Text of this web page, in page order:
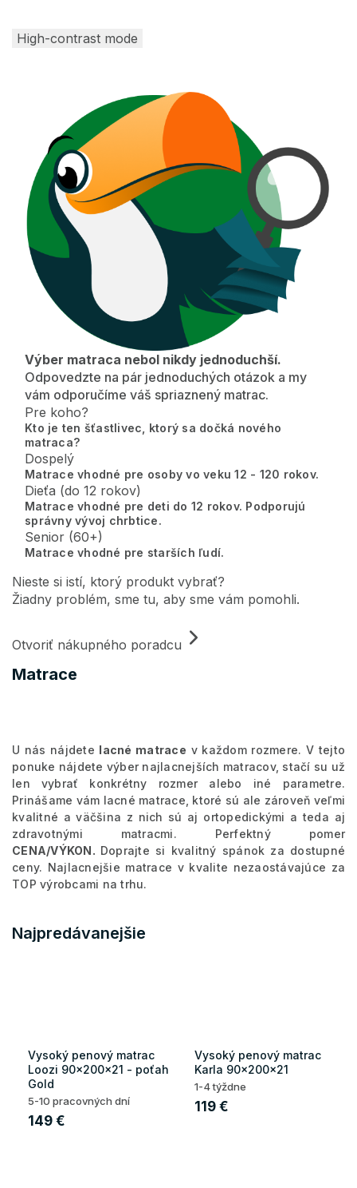
Matrace
High-contrast mode
Výber matraca nebol nikdy jednoduchší.
Odpovedzte na pár jednoduchých otázok a my
vám odporučíme váš spriaznený matrac.
Pre koho?
Kto je ten šťastlivec, ktorý sa dočká nového
matraca?
Dospelý
Matrace vhodné pre osoby vo veku 12 - 120 rokov.
Dieťa (do 12 rokov)
Matrace vhodné pre deti do 12 rokov. Podporujú
správny vývoj chrbtice.
Senior (60+)
Matrace vhodné pre starších ľudí.
Nieste si istí, ktorý produkt vybrať?
Žiadny problém, sme tu, aby sme vám pomohli.
Otvoriť nákupného poradcu
U nás nájdete lacné matrace v každom rozmere. V tejto
ponuke nájdete výber najlacnejších matracov, stačí su už
len vybrať konkrétny rozmer alebo iné parametre.
Prinášame vám lacné matrace, ktoré sú ale zároveň veľmi
kvalitné a väčšina z nich sú aj ortopedickými a teda aj
zdravotnými matracmi. Perfektný pomer
CENA/VÝKON. Doprajte si kvalitný spánok za dostupné
ceny. Najlacnejšie matrace v kvalite nezaostávajúce za
TOP výrobcami na trhu.
Najpredávanejšie
Vysoký penový matrac
Loozi 90x200x21 - poťah
Gold
5-10 pracovných dní
149 €
Vysoký penový matrac
Karla 90x200x21
1-4 týždne
119 €